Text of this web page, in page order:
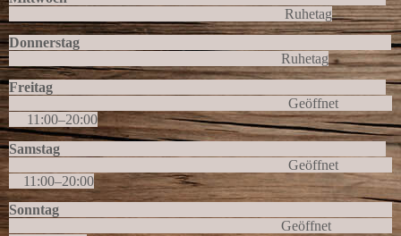
Ruhetag
Donnerstag
Ruhetag
Freitag
Geöffnet
11:00–20:00
Samstag
Geöffnet
11 :00–20:00
Sonntag
Geöffnet